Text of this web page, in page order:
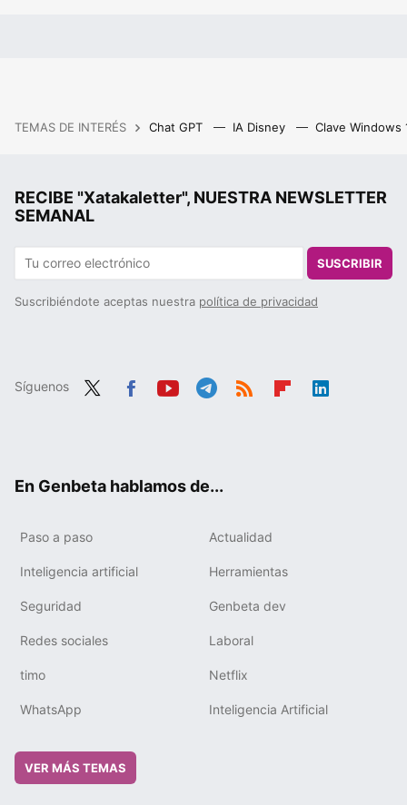
TEMAS DE INTERÉS Chat GPT IA Disney Clave Windows
RECIBE "Xatakaletter", NUESTRA NEWSLETTER
SEMANAL
SUSCRIBIR
Suscribiéndote aceptas nuestra política de privacidad
Síguenos
En Genbeta hablamos de...
Paso a paso Actualidad
Inteligencia artificial Herramientas
Seguridad Genbeta dev
Redes sociales Laboral
timo Netflix
WhatsApp Inteligencia Artificial
VER MÁS TEMAS